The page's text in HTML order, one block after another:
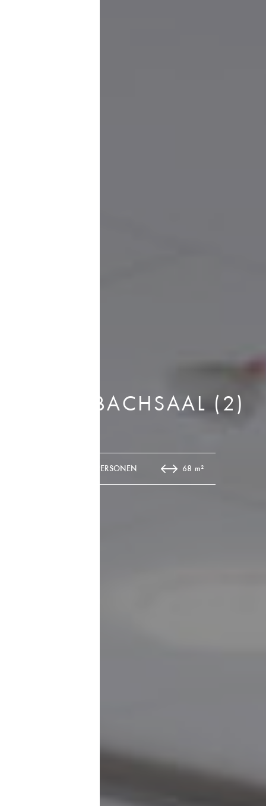
FELDERBACHSAAL (2)
55 PERSONEN 68 m²